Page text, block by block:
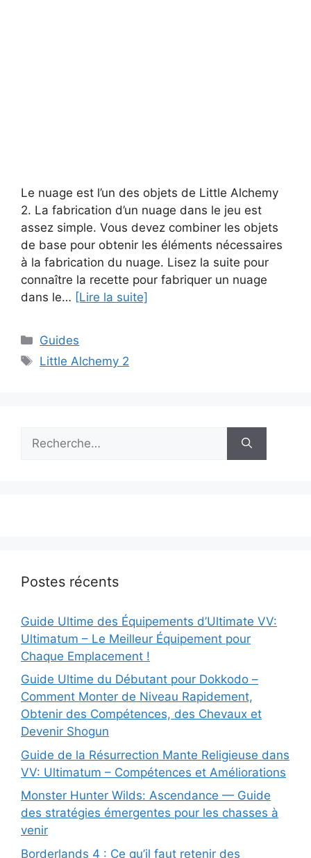
Le nuage est l’un des objets de Little Alchemy
2. La fabrication d’un nuage dans le jeu est
assez simple. Vous devez combiner les objets
de base pour obtenir les éléments nécessaires
à la fabrication du nuage. Lisez la suite pour
connaître la recette pour fabriquer un nuage
dans le… [Lire la suite]
Catégories
Guides
Étiquettes
Little Alchemy 2
Postes récents
Guide Ultime des Équipements d’Ultimate VV:
Ultimatum – Le Meilleur Équipement pour
Chaque Emplacement !
Guide Ultime du Débutant pour Dokkodo –
Comment Monter de Niveau Rapidement,
Obtenir des Compétences, des Chevaux et
Devenir Shogun
Guide de la Résurrection Mante Religieuse dans
VV: Ultimatum – Compétences et Améliorations
Monster Hunter Wilds: Ascendance — Guide
des stratégies émergentes pour les chasses à
venir
Borderlands 4 : Ce qu’il faut retenir des